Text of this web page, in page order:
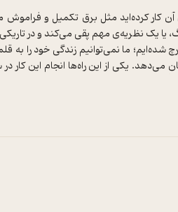
آن کار کرده‌اید مثل برق تکمیل و
شده‌ایم؛ ما نمی‌توانیم زندگی خود را به
یکی از این راه‌ها انجام این کار
می‌برند. البته خودتان ماندگار
این کار را آغاز کنیم.